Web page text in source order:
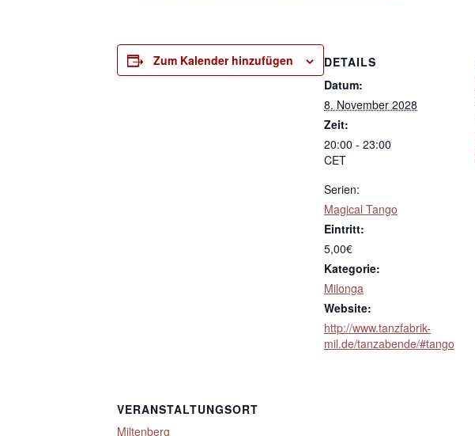
Zum Kalender hinzufügen
DETAILS
Datum:
8. November 2028
Zeit:
20:00 - 23:00
CET
Serien:
Magical Tango
Eintritt:
5,00€
Kategorie:
Milonga
Website:
http://www.tanzfabrik-
mil.de/tanzabende/#tango
VERANSTALTUNGSORT
Miltenberg